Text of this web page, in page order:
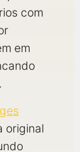
com
em
original